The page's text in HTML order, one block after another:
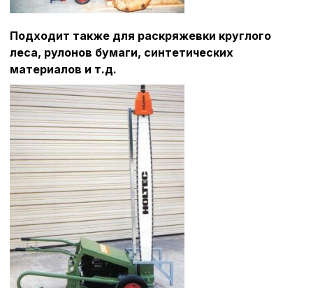
Подходит также для раскряжевки круглого
леса, рулонов бумаги, синтетических
материалов и т.д.